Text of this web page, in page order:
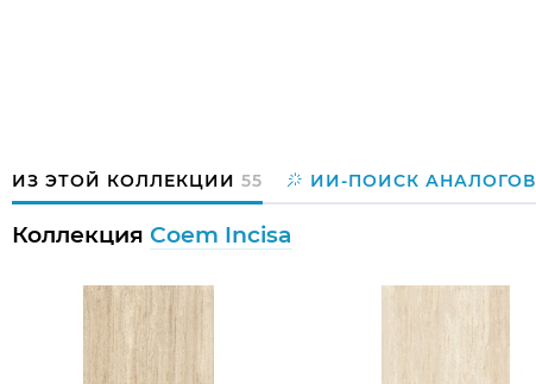
ИЗ ЭТОЙ КОЛЛЕКЦИИ 55 ИИ-ПОИСК АНАЛОГОВ
Коллекция Coem Incisa